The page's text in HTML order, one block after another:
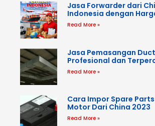
Jasa Forwarder dari
Indonesia dengan
Read More »
Jasa Pemasangan
Profesional dan
Read More »
Cara Impor Spare
Motor Dari China 2023
Read More »